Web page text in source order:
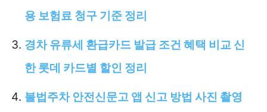
용 보험료 청구 기준 정리
경차 유류세 환급카드 발급 조건 혜택 비교 신
한 롯데 카드별 할인 정리
불법주차 안전신문고 앱 신고 방법 사진 촬영